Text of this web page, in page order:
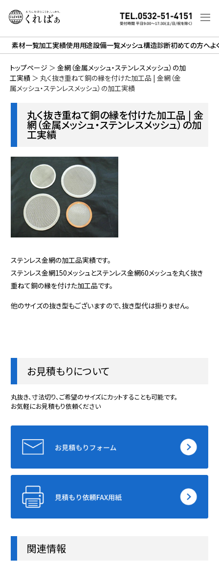
素材一覧加工実績使用用途設備一覧メッシュ構造診断初めての方へよ
トップページ ＞ 金網（金属メッシュ・ステンレスメッシュ）の加
工実績 ＞ 丸く抜き重ねて銅の縁を付けた加工品 | 金網（金
属メッシュ・ステンレスメッシュ）の加工実績
丸く抜き重ねて銅の縁を付けた加工品 | 金
網（金属メッシュ・ステンレスメッシュ）の加
工実績
ステンレス金網の加工品実績です。
ステンレス金網150メッシュとステンレス金網60メッシュを丸く抜き
重ねて銅の縁を付けた加工品です。
他のサイズの抜き型もございますので、抜き型代は掛りません。
お見積もりについて
丸抜き、寸法切り、ご希望のサイズにカットすることも可能です。
お気軽にお見積もり依頼ください
関連情報